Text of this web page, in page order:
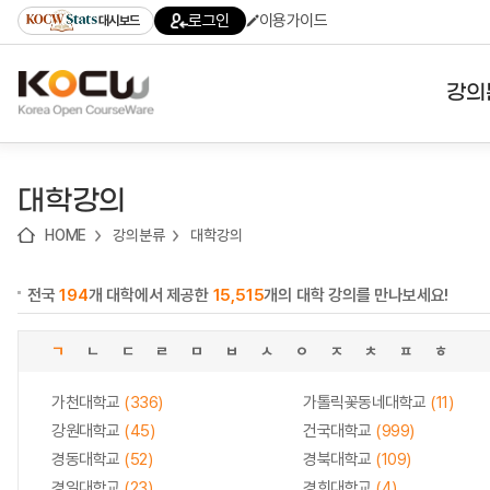
기
기
기
content)
가
대시보드 로그인 이용가이드
강
대학강의
HOME 강의분류 대학강의
전국194개 대학에서 제공한 15,515개의 대학 강의를 만나보세요!
ㄱ ㄴ ㄷ ㄹ ㅁ ㅂ ㅅ ㅇ ㅈ ㅊ ㅍ ㅎ
가천대학교 (336) 가톨릭꽃동네대학교 (11)
강원대학교 (45) 건국대학교 (999)
경동대학교 (52) 경북대학교 (109)